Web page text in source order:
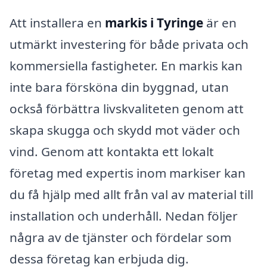
Att installera en markis i Tyringe är en
utmärkt investering för både privata och
kommersiella fastigheter. En markis kan
inte bara försköna din byggnad, utan
också förbättra livskvaliteten genom att
skapa skugga och skydd mot väder och
vind. Genom att kontakta ett lokalt
företag med expertis inom markiser kan
du få hjälp med allt från val av material till
installation och underhåll. Nedan följer
några av de tjänster och fördelar som
dessa företag kan erbjuda dig.